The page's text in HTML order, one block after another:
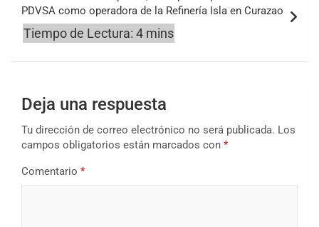
PDVSA como operadora de la Refinería Isla en Curazao
Deja una respuesta
Tu dirección de correo electrónico no será publicada. Los
campos obligatorios están marcados con *
Comentario *